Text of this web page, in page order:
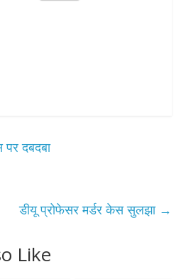
दबदबा
डीयू प्रोफेसर मर्डर केस सुलझा →
Like